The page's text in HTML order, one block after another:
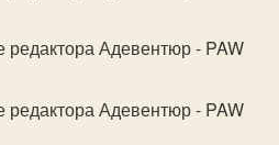
редактора Адевентюр - PAW
редактора Адевентюр - PAW